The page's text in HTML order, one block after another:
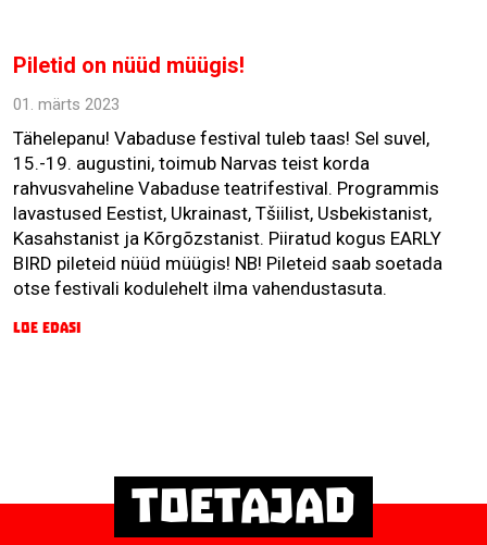
Piletid on nüüd müügis!
01. märts 2023
Tähelepanu! Vabaduse festival tuleb taas! Sel suvel,
15.-19. augustini, toimub Narvas teist korda
rahvusvaheline Vabaduse teatrifestival. Programmis
lavastused Eestist, Ukrainast, Tšiilist, Usbekistanist,
Kasahstanist ja Kõrgõzstanist. Piiratud kogus EARLY
BIRD pileteid nüüd müügis! NB! Pileteid saab soetada
otse festivali kodulehelt ilma vahendustasuta.
Loe edasi
Toetajad